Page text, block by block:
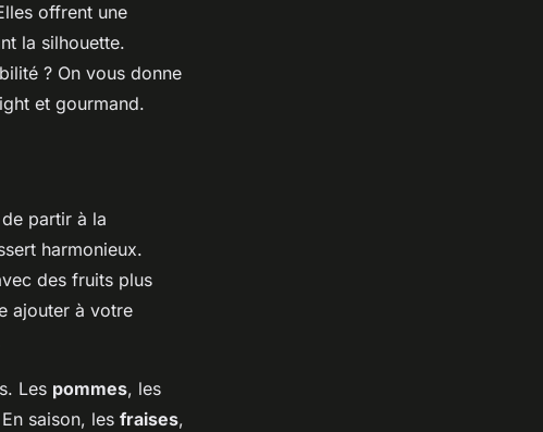
offrent une
la silhouette.
? On vous donne
et gourmand.
partir à la
harmonieux.
des fruits plus
ajouter à votre
Les pommes, les
saison, les fraises,